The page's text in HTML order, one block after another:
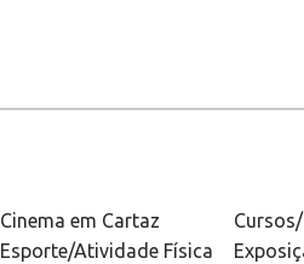
Cinema em Cartaz
Esporte/Atividade Física